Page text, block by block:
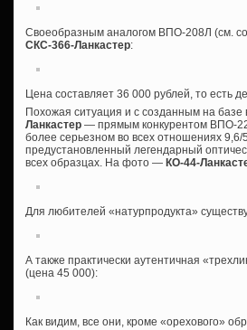
Своеобразным аналогом ВПО-208Л (см.
СКС-366-Ланкастер:
Цена составляет 36 000 рублей, то есть
Похожая ситуация и с созданным на
Ланкастер — прямым конкурентом ВПО-
более серьезном во всех отношениях
предустановленный легендарный
всех образцах. На фото — КО-44-
Для любителей «натурпродукта»
А также практически аутентичная
(цена 45 000):
Как видим, все они, кроме «орехового»